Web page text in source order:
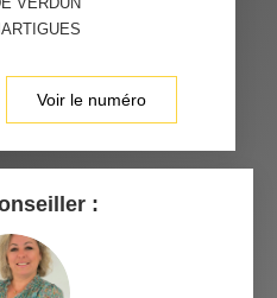
Voir le numéro
: